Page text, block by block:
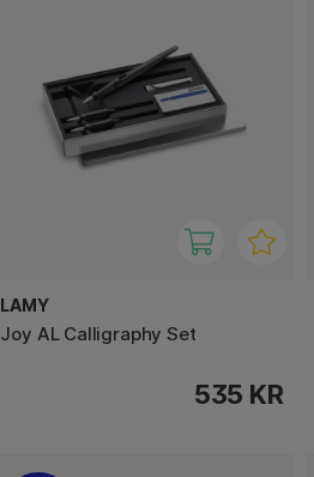
LAMY
Joy AL Calligraphy Set
535 KR